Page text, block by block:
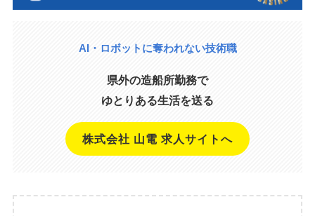
AI・ロボットに奪われない技術職
県外の造船所勤務で
ゆとりある生活を送る
株式会社 山電 求人サイトへ